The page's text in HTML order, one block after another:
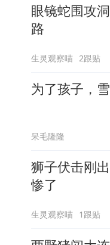
眼镜蛇围攻
路
生灵观察喵 2跟贴
为了孩子，
呆毛隆隆
狮子伏击刚
惨了
生灵观察喵 1跟贴